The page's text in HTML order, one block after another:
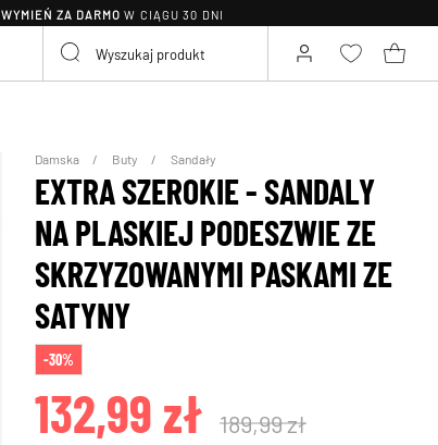
WYMIEŃ ZA DARMO W CIĄGU 30 DNI
Damska Buty Sandały
EXTRA SZEROKIE - SANDALY
NA PLASKIEJ PODESZWIE ZE
SKRZYZOWANYMI PASKAMI ZE
SATYNY
-30%
132,99 zł 189,99 zł